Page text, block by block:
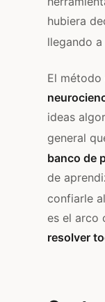
hubiera
llegando
El método
ideas
general
banco de
de
confiarle
es el arco
resolver